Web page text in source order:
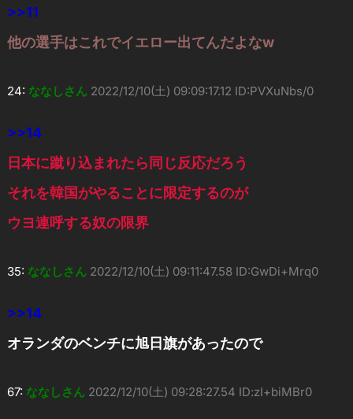
>>11
他の選手はこれでイエロー出てんだよなw
24: ななしさん 2022/12/10(土) 09:09:17.12 ID:PVXuNbs/0
>>14
日本に蹴り込まれたら同じ反応だろう
それを韓国がやることに限定するのが
ウヨ連呼する奴の限界
35: ななしさん 2022/12/10(土) 09:11:47.58 ID:GwDi+Mrq0
>>14
オランダのベンチに旭日旗があったので
67: ななしさん 2022/12/10(土) 09:28:27.54 ID:zI+biMBr0